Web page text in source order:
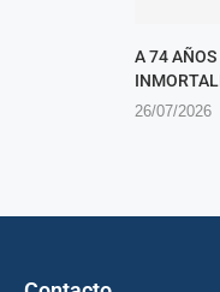
A 74 AÑOS
26/07/2026